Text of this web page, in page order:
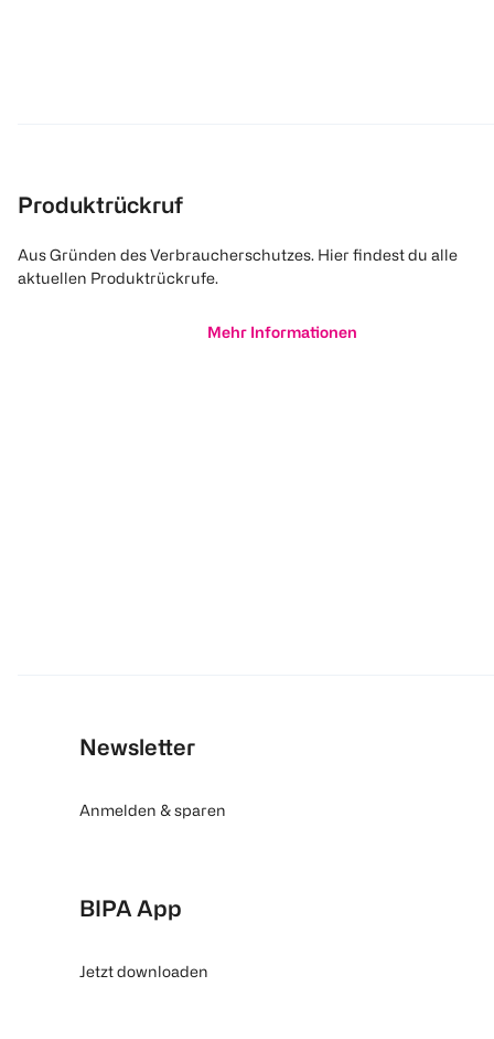
Produktrückruf
Aus Gründen des Verbraucherschutzes. Hier findest du alle
aktuellen Produktrückrufe.
Mehr Informationen
Newsletter
Anmelden & sparen
BIPA App
Jetzt downloaden